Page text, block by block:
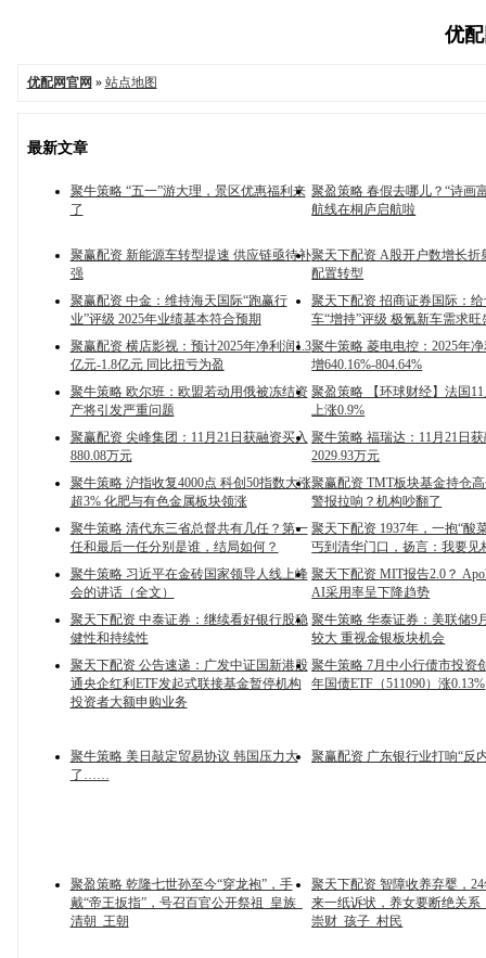
优
优配网官网 » 站点地图
最新文章
聚牛策略 “五一”游大理，景区优惠福利来
了
聚盈策略 春假去哪儿？“诗画
航线在桐庐启航啦
聚赢配资 新能源车转型提速 供应链亟待补
强
聚天下配资 A股开户数增长折
配置转型
聚赢配资 中金：维持海天国际“跑赢行
业”评级 2025年业绩基本符合预期
聚天下配资 招商证券国际：
车“增持”评级 极氪新车需求旺
聚赢配资 横店影视：预计2025年净利润1.3
亿元-1.8亿元 同比扭亏为盈
聚牛策略 菱电电控：2025年
增640.16%-804.64%
聚牛策略 欧尔班：欧盟若动用俄被冻结资
产将引发严重问题
聚盈策略 【环球财经】法国
上涨0.9%
聚赢配资 尖峰集团：11月21日获融资买入
880.08万元
聚牛策略 福瑞达：11月21日
2029.93万元
聚牛策略 沪指收复4000点 科创50指数大涨
超3% 化肥与有色金属板块领涨
聚赢配资 TMT板块基金持仓
警报拉响？机构吵翻了
聚牛策略 清代东三省总督共有几任？第一
任和最后一任分别是谁，结局如何？
聚天下配资 1937年，一抱“酸
丐到清华门口，扬言：我要见
聚牛策略 习近平在金砖国家领导人线上峰
会的讲话（全文）
聚天下配资 MIT报告2.0？
AI采用率呈下降趋势
聚天下配资 中泰证券：继续看好银行股稳
健性和持续性
聚牛策略 华泰证券：美联储9
较大 重视金银板块机会
聚天下配资 公告速递：广发中证国新港股
通央企红利ETF发起式联接基金暂停机构
投资者大额申购业务
聚牛策略 7月中小行债市投资
年国债ETF（511090）涨0.13%
聚牛策略 美日敲定贸易协议 韩国压力大
了……
聚赢配资 广东银行业打响“反
聚盈策略 乾隆七世孙至今“穿龙袍”，手
戴“帝王扳指”，号召百官公开祭祖_皇族_
清朝_王朝
聚天下配资 智障收养弃婴，
来一纸诉状，养女要断绝关系
崇财_孩子_村民